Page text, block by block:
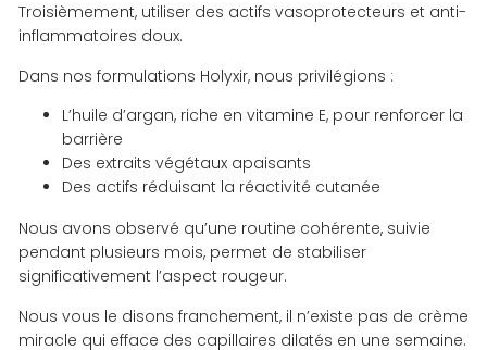
Troisièmement, utiliser des actifs vasoprotecteurs et anti-
inflammatoires doux.
Dans nos formulations Holyxir, nous privilégions :
L’huile d’argan, riche en vitamine E, pour renforcer la
barrière
Des extraits végétaux apaisants
Des actifs réduisant la réactivité cutanée
Nous avons observé qu’une routine cohérente, suivie
pendant plusieurs mois, permet de stabiliser
significativement l’aspect rougeur.
Nous vous le disons franchement, il n’existe pas de crème
miracle qui efface des capillaires dilatés en une semaine.